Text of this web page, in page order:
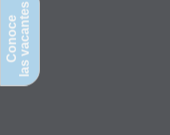
Conocelas vacantes